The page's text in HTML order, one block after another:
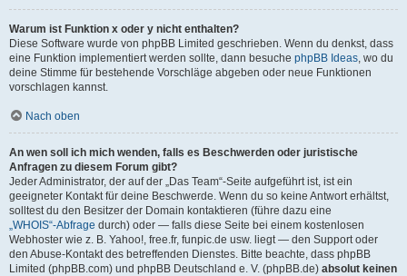
Warum ist Funktion x oder y nicht enthalten?
Diese Software wurde von phpBB Limited geschrieben. Wenn du denkst, dass
eine Funktion implementiert werden sollte, dann besuche phpBB Ideas, wo du
deine Stimme für bestehende Vorschläge abgeben oder neue Funktionen
vorschlagen kannst.
Nach oben
An wen soll ich mich wenden, falls es Beschwerden oder juristische
Anfragen zu diesem Forum gibt?
Jeder Administrator, der auf der „Das Team“-Seite aufgeführt ist, ist ein
geeigneter Kontakt für deine Beschwerde. Wenn du so keine Antwort erhältst,
solltest du den Besitzer der Domain kontaktieren (führe dazu eine
„WHOIS“-Abfrage durch) oder — falls diese Seite bei einem kostenlosen
Webhoster wie z. B. Yahoo!, free.fr, funpic.de usw. liegt — den Support oder
den Abuse-Kontakt des betreffenden Dienstes. Bitte beachte, dass phpBB
Limited (phpBB.com) und phpBB Deutschland e. V. (phpBB.de) absolut keinen